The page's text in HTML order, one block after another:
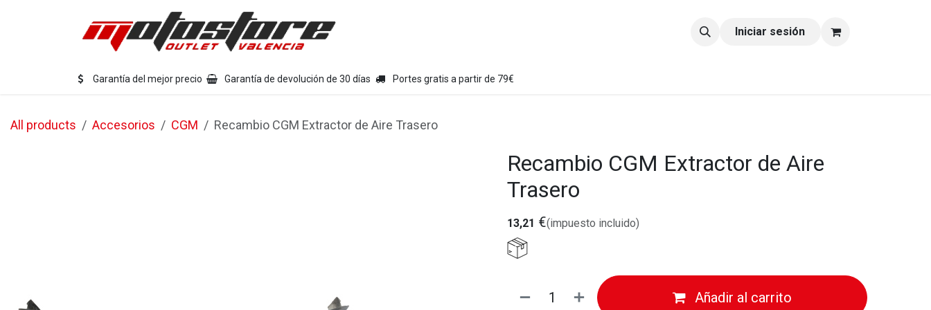
Equipamiento moto Iniciar sesión
Garantía del mejor precio Garantía de devolución de 30 días Portes gratis a partir de 79€
All products Accesorios CGM Recambio CGM Extractor de Aire Trasero
Recambio CGM Extractor de Aire
Trasero
13,21 €(impuesto incluido)
Añadir al carrito